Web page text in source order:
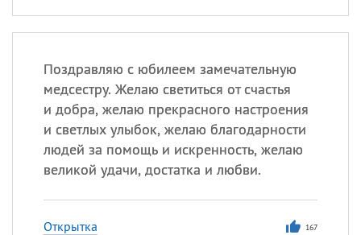
Поздравляю с юбилеем замечательную
медсестру. Желаю светиться от счастья
и добра, желаю прекрасного настроения
и светлых улыбок, желаю благодарности
людей за помощь и искренность, желаю
великой удачи, достатка и любви.
Открытка 167